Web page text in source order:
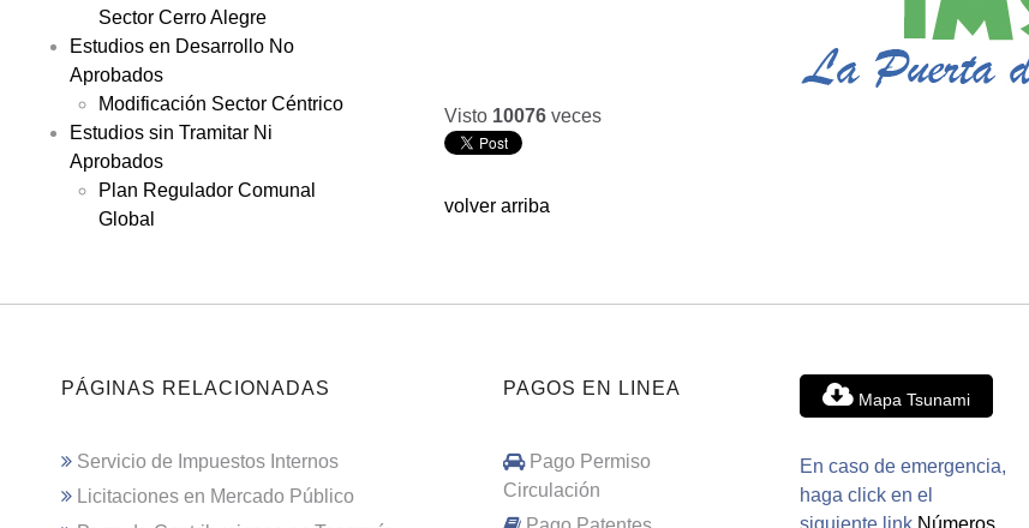
Sector Cerro Alegre
Estudios en Desarrollo No
Aprobados
Modificación Sector Céntrico
Estudios sin Tramitar Ni
Aprobados
Plan Regulador Comunal
Global
Visto 10076 veces
volver arriba
PÁGINAS RELACIONADAS
Servicio de Impuestos Internos
Licitaciones en Mercado Público
PAGOS EN LINEA
Pago Permiso
Circulación
Mapa Tsunami
En caso de emergencia,
haga click en el